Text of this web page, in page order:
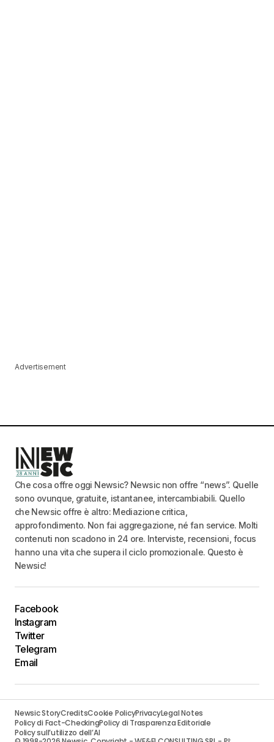
Advertisement
Che cosa offre oggi Newsic? Newsic non offre “news”. Quelle
sono ovunque, gratuite, istantanee, intercambiabili. Quello
che Newsic offre è altro: Mediazione critica,
approfondimento. Non fai aggregazione, né fan service. Molti
contenuti non scadono in 24 ore. Interviste, recensioni, focus
hanno una vita che supera il ciclo promozionale. Questo è
Newsic!
Facebook
Instagram
Twitter
Telegram
Email
Newsic StoryCreditsCookie PolicyPrivacyLegal Notes
Policy di Fact-CheckingPolicy di Trasparenza Editoriale
Policy sull’utilizzo dell’AI